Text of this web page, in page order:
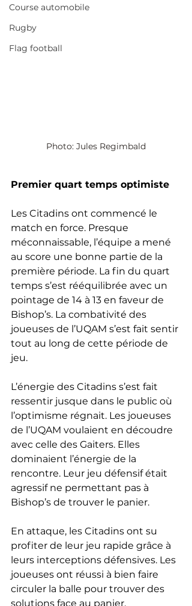
Course automobile
Rugby
Flag football
Photo: Jules Regimbald
Premier quart temps optimiste
Les Citadins ont commencé le
match en force. Presque
méconnaissable, l’équipe a mené
au score une bonne partie de la
première période. La fin du quart
temps s’est rééquilibrée avec un
pointage de 14 à 13 en faveur de
Bishop’s. La combativité des
joueuses de l’UQAM s’est fait sentir
tout au long de cette période de
jeu.
L’énergie des Citadins s’est fait
ressentir jusque dans le public où
l’optimisme régnait. Les joueuses
de l’UQAM voulaient en découdre
avec celle des Gaiters. Elles
dominaient l’énergie de la
rencontre. Leur jeu défensif était
agressif ne permettant pas à
Bishop’s de trouver le panier.
En attaque, les Citadins ont su
profiter de leur jeu rapide grâce à
leurs interceptions défensives. Les
joueuses ont réussi à bien faire
circuler la balle pour trouver des
solutions face au panier.